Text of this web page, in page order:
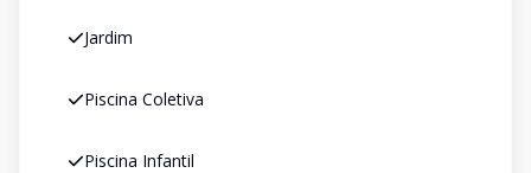
Jardim
Piscina Coletiva
Piscina Infantil